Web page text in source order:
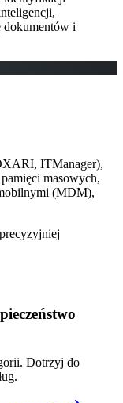
dokumentów i
ITManager),
masowych,
(MDM),
Dotrzyj do